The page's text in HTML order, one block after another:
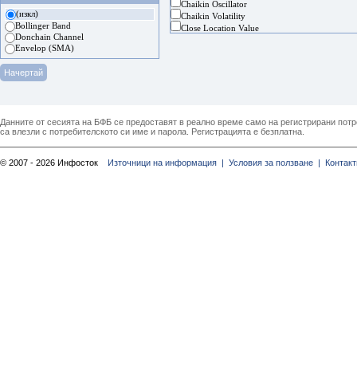
(изкл)
Bollinger Band
Donchain Channel
Envelop (SMA)
Chaikin Oscillator
Chaikin Volatility
Close Location Value
Данните от сесията на БФБ се предоставят в реално време само на регистрирани
са влезли с потребителското си име и парола. Регистрацията е безплатна.
© 2007 - 2026 Инфосток Източници на информация | Условия за ползване |